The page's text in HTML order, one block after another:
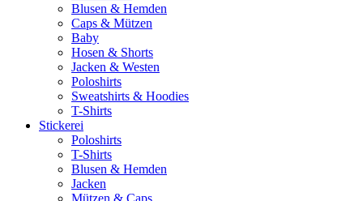
Blusen & Hemden
Caps & Mützen
Baby
Hosen & Shorts
Jacken & Westen
Poloshirts
Sweatshirts & Hoodies
T-Shirts
Stickerei
Poloshirts
T-Shirts
Blusen & Hemden
Jacken
Mützen & Caps